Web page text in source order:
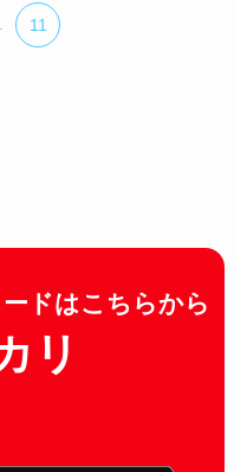
11
ドはこちらから
リ